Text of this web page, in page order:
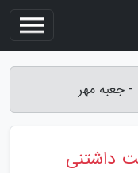
جعبه مهر
داشتنی